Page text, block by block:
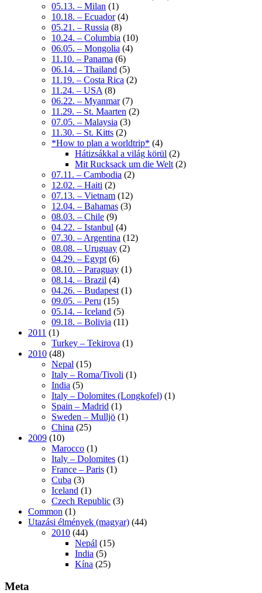
05.13. – Milan (1)
10.18. – Ecuador(4)
05.21. – Russia (8)
10.24. – Columbia (10)
06.05. – Mongolia (4)
11.10. – Panama (6)
06.14. – Thailand (5)
11.19. – Costa Rica (2)
11.24. – USA (8)
06.22. – Myanmar(7)
11.29. – St. Maarten (2)
07.05. – Malaysia (3)
11.30. – St. Kitts (2)
*How to plan a worldtrip* (4)
Hátizsákkal a világ körül (2)
Mit Rucksack um die Welt (2)
07.11. – Cambodia (2)
12.02. – Haiti (2)
07.13. – Vietnam (12)
12.04. – Bahamas (3)
08.03. – Chile (9)
04.22. – Istanbul (4)
07.30. – Argentina (12)
08.08. – Uruguay (2)
04.29. – Egypt (6)
08.10. – Paraguay (1)
08.14. – Brazil (4)
04.26. – Budapest (1)
09.05. – Peru (15)
05.14. – Iceland (5)
09.18. – Bolivia (11)
2011 (1)
Turkey – Tekirova (1)
2010 (48)
Nepal (15)
Italy – Roma/Tivoli (1)
India (5)
Italy – Dolomites (Longkofel) (1)
Spain – Madrid (1)
Sweden – Mulljö (1)
China (25)
2009 (10)
Marocco (1)
Italy – Dolomites (1)
France – Paris (1)
Cuba (3)
Iceland (1)
Czech Republic (3)
Common (1)
Utazási élmények (magyar) (44)
2010 (44)
Nepál (15)
India (5)
Kína (25)
Meta